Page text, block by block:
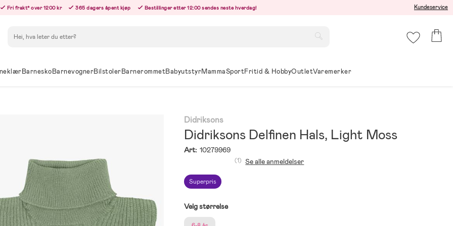
Fri frakt* over 1200 kr 365 dagers åpent kjøp Bestillinger etter 12:00 sendes neste hverdag! Kundeservice
BarneskoBarnevognerBilstolerBarnerommetBabyutstyrMammaSportFritid & HobbyOutletVaremerker
Didriksons
Didriksons Delfinen Hals, Light Moss
Art: 10279969
Superpris
(1) Se alle anmeldelser
Velg størrelse